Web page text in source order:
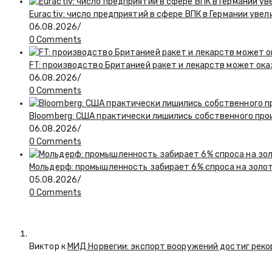
Euractiv: число предприятий в сфере ВПК в Германии
06.08.2026/
0 Comments
FT: производство Британией ракет и лекарств может
06.08.2026/
0 Comments
Bloomberg: США практически лишились собственного
06.08.2026/
0 Comments
Мольдерф: промышленность забирает 6% спроса на
05.08.2026/
0 Comments
Виктор кМИД Норвегии: экспорт вооружений достиг